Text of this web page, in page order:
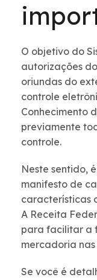
O objetivo do
autorizações
oriundas do
controle
Conhecimento
previamente
controle.
Neste sentido,
manifesto de
características
A Receita
para facilitar a
mercadoria
Se você é